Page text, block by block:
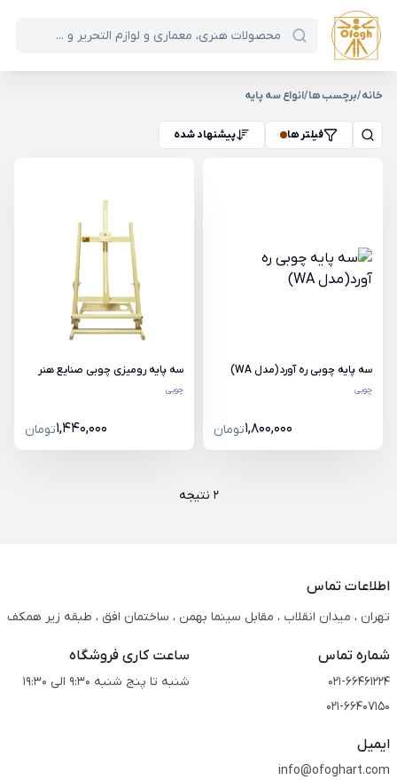
خانه/برچسب ها/انواع سه پایه
فیلتر ها پیشنهاد شده
سه پایه چوبی ره آورد(مدل WA)
چوبی
1,800,000تومان
سه پایه رومیزی چوبی صنایع هنر
چوبی
1,440,000تومان
2 نتیجه
اطلاعات تماس
تهران ، میدان انقلاب ، مقابل سینما بهمن ، ساختمان افق ، طبقه زیر همکف
شماره تماس
021-66461224
021-66407150
ساعت کاری فروشگاه
شنبه تا پنج شنبه 9:30 الی 19:30
ایمیل
info@ofoghart.com